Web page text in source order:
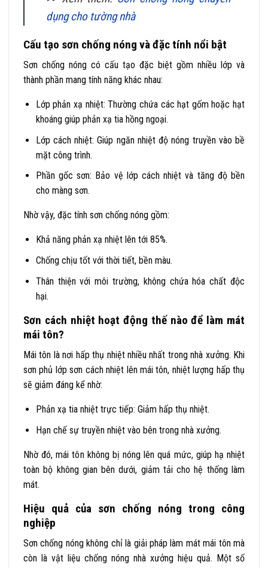
dụng cho tường nhà
Cấu tạo sơn chống nóng và đặc tính nổi bật
Sơn chống nóng có cấu tạo đặc biệt gồm nhiều lớp và
thành phần mang tính năng khác nhau:
Lớp phản xạ nhiệt: Thường chứa các hạt gốm hoặc hạt
khoáng giúp phản xạ tia hồng ngoại.
Lớp cách nhiệt: Giúp ngăn nhiệt độ nóng truyền vào bề
mặt công trình.
Phần gốc sơn: Bảo vệ lớp cách nhiệt và tăng độ bền
cho màng sơn.
Nhờ vậy, đặc tính sơn chống nóng gồm:
Khả năng phản xạ nhiệt lên tới 85%.
Chống chịu tốt với thời tiết, bền màu.
Thân thiện với môi trường, không chứa hóa chất độc
hại.
Sơn cách nhiệt hoạt động thế nào để làm mát
mái tôn?
Mái tôn là nơi hấp thụ nhiệt nhiều nhất trong nhà xưởng. Khi
sơn phủ lớp sơn cách nhiệt lên mái tôn, nhiệt lượng hấp thụ
sẽ giảm đáng kể nhờ:
Phản xạ tia nhiệt trực tiếp: Giảm hấp thụ nhiệt.
Hạn chế sự truyền nhiệt vào bên trong nhà xưởng.
Nhờ đó, mái tôn không bị nóng lên quá mức, giúp hạ nhiệt
toàn bộ không gian bên dưới, giảm tải cho hệ thống làm
mát.
Hiệu quả của sơn chống nóng trong công
nghiệp
Sơn chống nóng không chỉ là giải pháp làm mát mái tôn mà
còn là vật liệu chống nóng nhà xưởng hiệu quả. Một số